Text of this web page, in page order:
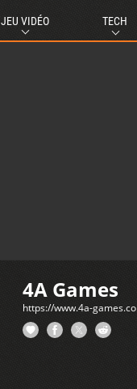
JEU VIDÉO TECH
4A Games
https://www.4a-